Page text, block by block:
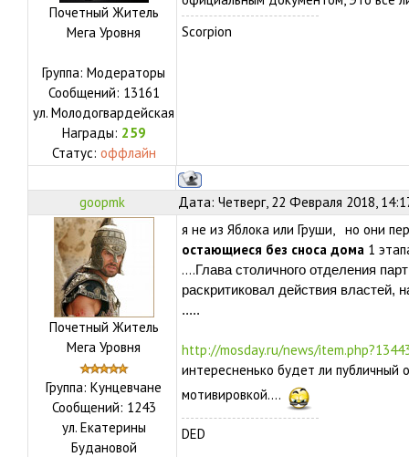
Почетный Житель
Мега Уровня
Группа: Модераторы
Сообщений: 13161
ул. Молодогвардейская
Награды: 259
Статус: оффлайн
Scorpion
goopmk Дата: Четверг, 22 Февраля 2018,
Почетный Житель
Мега Уровня
Группа: Кунцевчане
Сообщений: 1243
ул. Екатерины
Будановой
я не из Яблока или Груши, но они
остающиеся без сноса дома 1
....Глава столичного отделения
раскритиковал действия
.....
http://mosday.ru/news/
интересненько будет ли публичный
мотивировкой....
DED